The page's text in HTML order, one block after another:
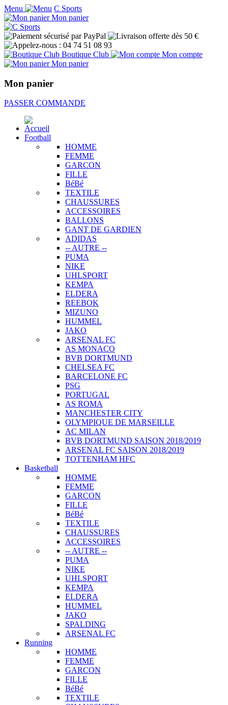
Menu
C Sports
Mon panier
Boutique Club
Mon compte
Mon panier
Mon panier
PASSER COMMANDE
Football
HOMME
FEMME
GARCON
FILLE
BéBé
TEXTILE
CHAUSSURES
ACCESSOIRES
BALLONS
GANT DE GARDIEN
ADIDAS
-- AUTRE --
PUMA
NIKE
UHLSPORT
KEMPA
ELDERA
REEBOK
MIZUNO
HUMMEL
JAKO
ARSENAL FC
AS MONACO
BVB DORTMUND
CHELSEA FC
BARCELONE FC
PSG
PORTUGAL
AS ROMA
MANCHESTER CITY
OLYMPIQUE DE MARSEILLE
AC MILAN
BVB DORTMUND SAISON 2018/2019
ARSENAL FC SAISON 2018/2019
TOTTENHAM HFC
Basketball
HOMME
FEMME
GARCON
FILLE
BéBé
TEXTILE
CHAUSSURES
ACCESSOIRES
-- AUTRE --
PUMA
NIKE
UHLSPORT
KEMPA
ELDERA
HUMMEL
JAKO
SPALDING
ARSENAL FC
Running
HOMME
FEMME
GARCON
FILLE
BéBé
TEXTILE